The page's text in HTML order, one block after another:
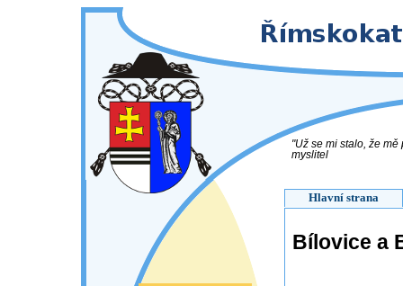
"Už se mi stalo, že
myslitel
Hlavní strana
Bílovice a